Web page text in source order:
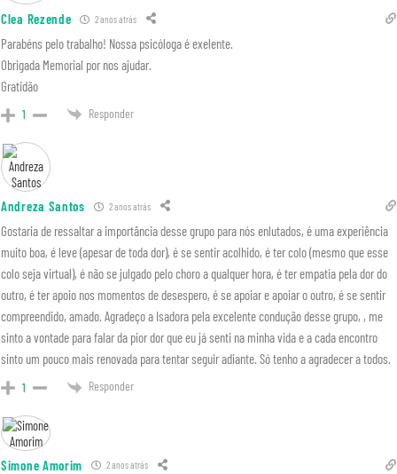
Clea Rezende 2 anos atrás
Parabéns pelo trabalho! Nossa psicóloga é exelente.
Obrigada Memorial por nos ajudar.
Gratidão
1 Responder
Andreza Santos 2 anos atrás
Gostaria de ressaltar a importância desse grupo para nós enlutados, é uma experiência
muito boa, é leve (apesar de toda dor), é se sentir acolhido, é ter colo (mesmo que esse
colo seja virtual), é não se julgado pelo choro a qualquer hora, é ter empatia pela dor do
outro, é ter apoio nos momentos de desespero, é se apoiar e apoiar o outro, é se sentir
compreendido, amado. Agradeço a Isadora pela excelente condução desse grupo, , me
sinto a vontade para falar da pior dor que eu já senti na minha vida e a cada encontro
sinto um pouco mais renovada para tentar seguir adiante. Só tenho a agradecer a todos.
1 Responder
Simone Amorim 2 anos atrás